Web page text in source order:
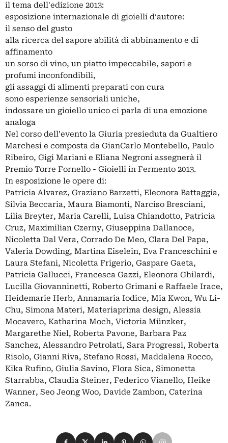
il tema dell'edizione 2013:
esposizione internazionale di gioielli d’autore:
il senso del gusto
alla ricerca del sapore abilità di abbinamento e di
affinamento
un sorso di vino, un piatto impeccabile, sapori e
profumi inconfondibili,
gli assaggi di alimenti preparati con cura
sono esperienze sensoriali uniche,
indossare un gioiello unico ci parla di una emozione
analoga
Nel corso dell’evento la Giuria presieduta da Gualtiero
Marchesi e composta da GianCarlo Montebello, Paulo
Ribeiro, Gigi Mariani e Eliana Negroni assegnerà il
Premio Torre Fornello - Gioielli in Fermento 2013.
In esposizione le opere di:
Patricia Alvarez, Graziano Barzetti, Eleonora Battaggia,
Silvia Beccaria, Maura Biamonti, Narciso Bresciani,
Lilia Breyter, Maria Carelli, Luisa Chiandotto, Patricia
Cruz, Maximilian Czerny, Giuseppina Dallanoce,
Nicoletta Dal Vera, Corrado De Meo, Clara Del Papa,
Valeria Dowding, Martina Eiselein, Eva Franceschini e
Laura Stefani, Nicoletta Frigerio, Gaspare Gaeta,
Patricia Gallucci, Francesca Gazzi, Eleonora Ghilardi,
Lucilla Giovanninetti, Roberto Grimani e Raffaele Irace,
Heidemarie Herb, Annamaria Iodice, Mia Kwon, Wu Li-
Chu, Simona Materi, Materiaprima design, Alessia
Mocavero, Katharina Moch, Victoria Münzker,
Margarethe Niel, Roberta Pavone, Barbara Paz
Sanchez, Alessandro Petrolati, Sara Progressi, Roberta
Risolo, Gianni Riva, Stefano Rossi, Maddalena Rocco,
Kika Rufino, Giulia Savino, Flora Sica, Simonetta
Starrabba, Claudia Steiner, Federico Vianello, Heike
Wanner, Seo Jeong Woo, Davide Zambon, Caterina
Zanca.
Condividi su Facebook
Condividi su X
Condividi su LinkedIn
Condividi su Pinterest
Condividi su WhatsApp
Condividi su Email